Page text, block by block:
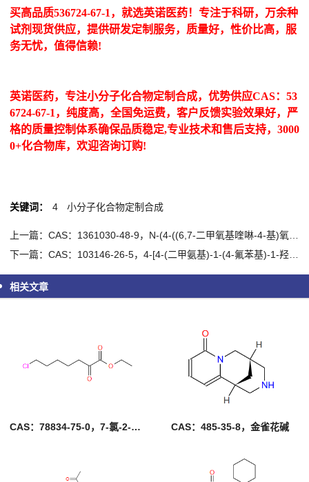
买高品质536724-67-1，就选英诺医药！专注于科研，万余种
试剂现货供应，提供研发定制服务，质量好，性价比高，服
务无忧，值得信赖!
英诺医药，专注小分子化合物定制合成，优势供应CAS：53
6724-67-1，纯度高，全国免运费，客户反馈实验效果好，严
格的质量控制体系确保品质稳定,专业技术和售后支持，3000
0+化合物库，欢迎咨询订购!
关键词： 4 小分子化合物定制合成
上一篇：CAS：1361030-48-9，N-(4-((6,7-二甲氧基喹啉-4-基)氧基)-3-氟苯基)-4-乙氧基-1-(4-氟-2-甲基苯基)-1H-吡唑-3-甲酰胺
下一篇：CAS：103146-26-5，4-[4-(二甲氨基)-1-(4-氟苯基)-1-羟丁基]-3-羟甲基苯腈氢溴酸盐
相关文章
CAS：78834-75-0，7-氯-2-氧代庚酸乙酯 CAS：485-35-8，金雀花碱